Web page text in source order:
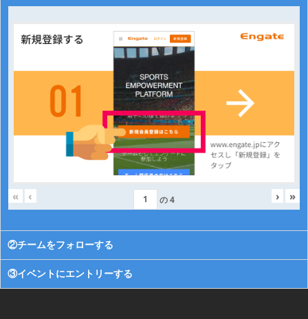
« ‹ の4 › »
②チームをフォローする
③イベントにエントリーする